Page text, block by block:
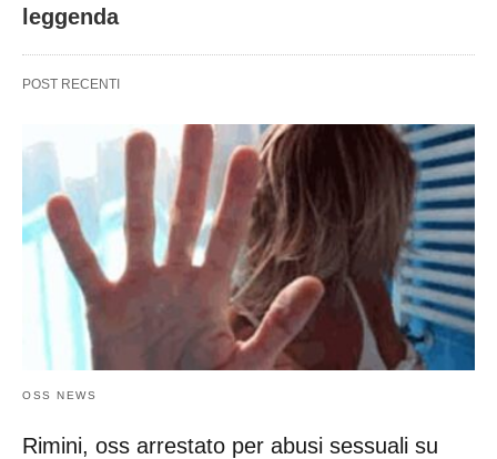
leggenda
POST RECENTI
OSS NEWS
Rimini, oss arrestato per abusi sessuali su